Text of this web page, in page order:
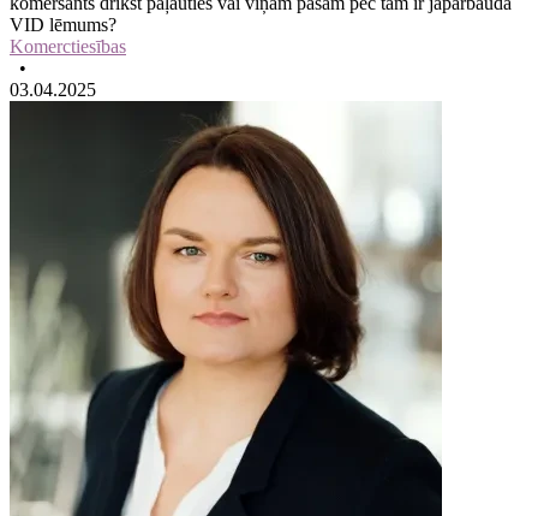
VID lēmums?
Komerctiesības
•
03.04.2025